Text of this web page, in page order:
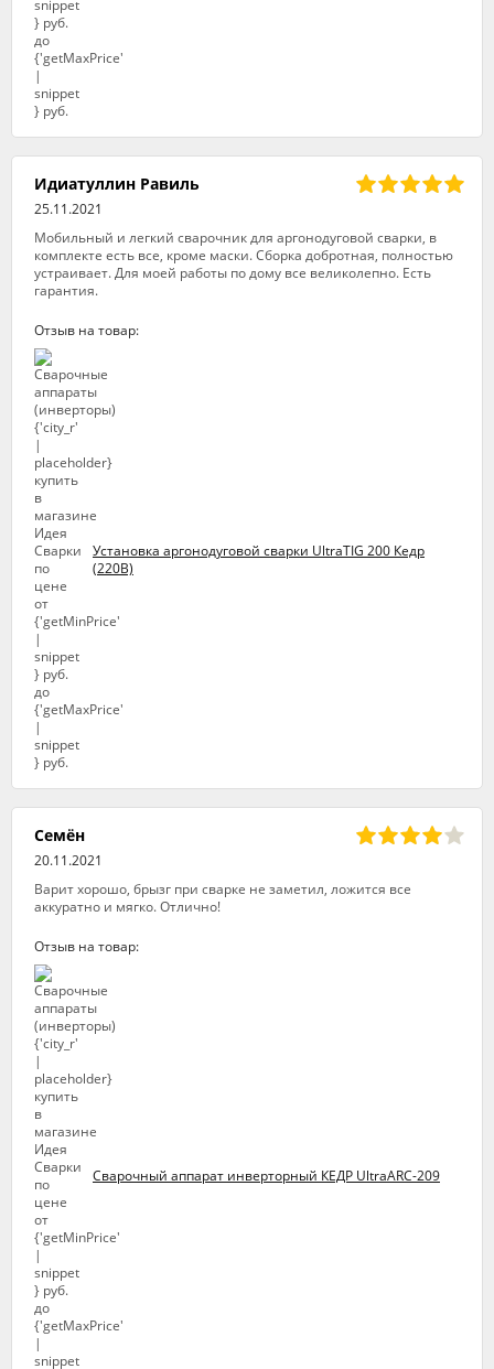
Идиатуллин Равиль
25.11.2021
Мобильный и легкий сварочник для аргонодуговой сварки, в
комплекте есть все, кроме маски. Сборка добротная, полностью
устраивает. Для моей работы по дому все великолепно. Есть
гарантия.
Отзыв на товар:
Установка аргонодуговой сварки UltraTIG 200 Кедр
(220В)
Семён
20.11.2021
Варит хорошо, брызг при сварке не заметил, ложится все
аккуратно и мягко. Отлично!
Отзыв на товар:
Сварочный аппарат инверторный КЕДР UltraARC-209